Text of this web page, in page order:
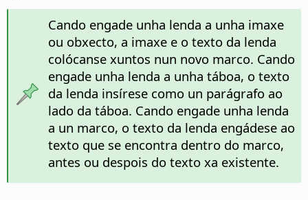
Cando engade unha lenda a unha imaxe
ou obxecto, a imaxe e o texto da lenda
colócanse xuntos nun novo marco. Cando
engade unha lenda a unha táboa, o texto
da lenda insírese como un parágrafo ao
lado da táboa. Cando engade unha lenda
a un marco, o texto da lenda engádese ao
texto que se encontra dentro do marco,
antes ou despois do texto xa existente.